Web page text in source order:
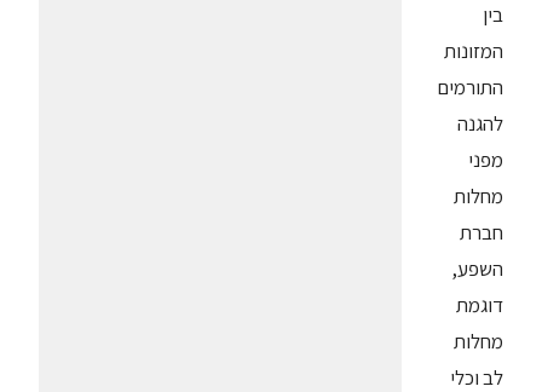
בין
המזונות
התורמים
להגנה
מפני
מחלות
חברת
השפע,
דוגמת
מחלות
לב וכלי